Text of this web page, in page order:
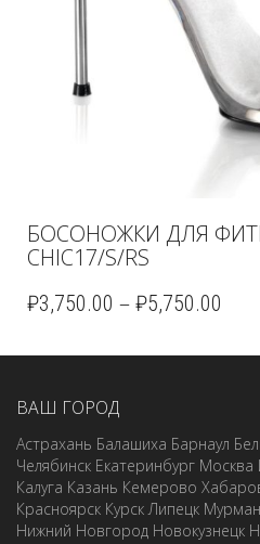
БОСОНОЖКИ ДЛЯ
CHIC17/S/RS
₽3,750.00 – ₽5,750.00
ВАШ ГОРОД
Астрахань Балашиха Барнаул
Челябинск Екатеринбург Москва
Калуга Казань Кемерово
Красноярск Курск Липецк
Нижний Новгород Новокузнецк